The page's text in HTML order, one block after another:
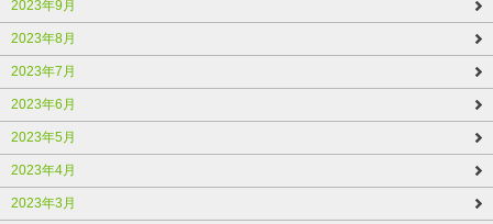
2023年9月
2023年8月
2023年7月
2023年6月
2023年5月
2023年4月
2023年3月